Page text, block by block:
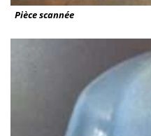
Pièce scannée